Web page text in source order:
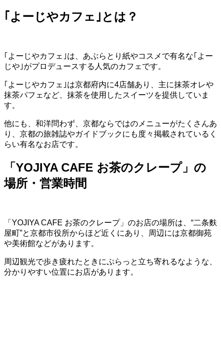
｢よーじやカフェ｣とは？
｢よーじやカフェ｣は、あぶらとり紙やコスメで有名な｢よー
じや｣がプロデュースする人気のカフェです。
｢よーじやカフェ｣は京都府内に4店舗あり、主に抹茶オレや
抹茶パフェなど、抹茶を使用したスイーツを提供していま
す。
他にも、和洋問わず、京都ならではのメニューがたくさんあ
り、京都の旅雑誌やガイドブックにも度々掲載されているく
らい有名なお店です。
「YOJIYA CAFE お茶のクレープ」の
場所・営業時間
「YOJIYA CAFE お茶のクレープ」のお店の場所は、“二条麩
屋町”と京都市役所からほど近くにあり、周辺には京都御苑
や美術館などがあります。
周辺観光で歩き疲れたときにぷらっと立ち寄れるなような、
分かりやすい位置にお店があります。